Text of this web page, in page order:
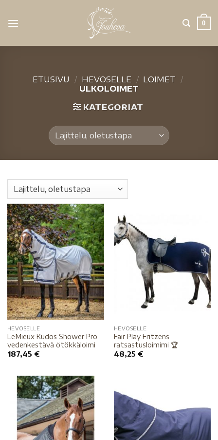
0
ETUSIVU / HEVOSELLE / LOIMET /
ULKOLOIMET
KATEGORIAT
HEVOSELLE
LeMieux Kudos Shower Pro
vedenkestävä ötökkäloimi
187,45 €
HEVOSELLE
Fair Play Fritzens
ratsastusloimimi 🏆
48,25 €